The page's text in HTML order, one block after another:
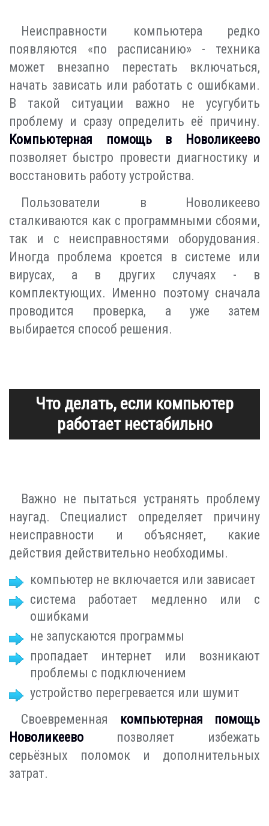
Неисправности компьютера редко
появляются «по расписанию» - техника
может внезапно перестать включаться,
начать зависать или работать с ошибками.
В такой ситуации важно не усугубить
проблему и сразу определить её причину.
Компьютерная помощь в Новоликеево
позволяет быстро провести диагностику и
восстановить работу устройства.
Пользователи в Новоликеево
сталкиваются как с программными сбоями,
так и с неисправностями оборудования.
Иногда проблема кроется в системе или
вирусах, а в других случаях - в
комплектующих. Именно поэтому сначала
проводится проверка, а уже затем
выбирается способ решения.
Что делать, если компьютер
работает нестабильно
Важно не пытаться устранять проблему
наугад. Специалист определяет причину
неисправности и объясняет, какие
действия действительно необходимы.
компьютер не включается или зависает
система работает медленно или с
ошибками
не запускаются программы
пропадает интернет или возникают
проблемы с подключением
устройство перегревается или шумит
Своевременная компьютерная помощь
Новоликеево позволяет избежать
серьёзных поломок и дополнительных
затрат.